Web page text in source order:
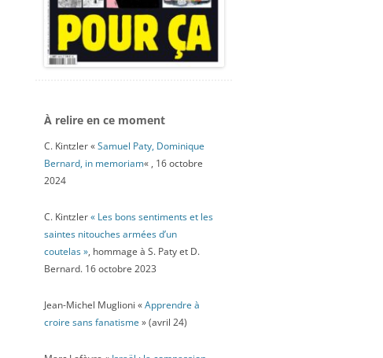
À relire en ce moment
C. Kintzler «Samuel Paty, Dominique
Bernard, in memoriam« , 16 octobre
2024
C. Kintzler« Les bons sentiments et les
saintes nitouches armées d’un
coutelas », hommage à S. Paty et D.
Bernard. 16 octobre 2023
Jean-Michel Muglioni «Apprendre à
croire sans fanatisme » (avril 24)